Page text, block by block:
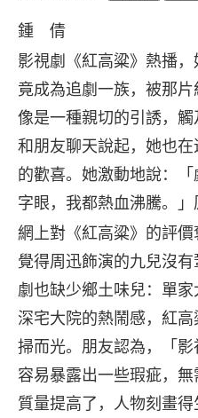
鍾 倩
影視劇《紅高粱》熱播
竟成為追劇一族，被那
像是一種親切的引誘，觸
和朋友聊天說起，她也
的歡喜。她激動地說：
字眼，我都熱血沸騰。」
網上對《紅高粱》的評
覺得周迅飾演的九兒沒
劇也缺少鄉土味兒：單
深宅大院的熱鬧感，紅
掃而光。朋友認為，「影
容易暴露出一些瑕疵，
質量提高了，人物刻畫得